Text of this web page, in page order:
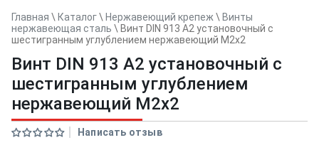
Главная \ Каталог\ Нержавеющий крепеж \ Винты
нержавеющая сталь \ Винт DIN 913 А2 установочный с
шестигранным углублением нержавеющий M2x2
Винт DIN 913 А2 установочный с
шестигранным углублением
нержавеющий M2x2
Написать отзыв